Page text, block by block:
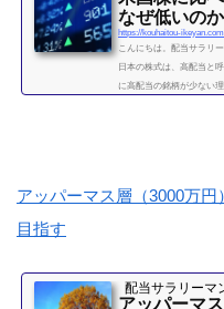
なぜ低いの
https://kouhaitou-
こんにちは。配当サラリ
日本の株式は、高配当と
に高配当の銘柄が少ない
続きを読む
アッパーマス層（3000万
目指す
配当サラリーマ
アッパーマ